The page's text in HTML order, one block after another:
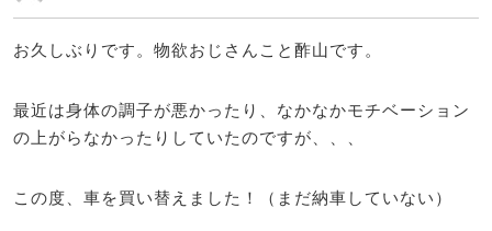
お久しぶりです。物欲おじさんこと酢山です。
最近は身体の調子が悪かったり、なかなかモチベーション
の上がらなかったりしていたのですが、、、
この度、車を買い替えました！（まだ納車していない）